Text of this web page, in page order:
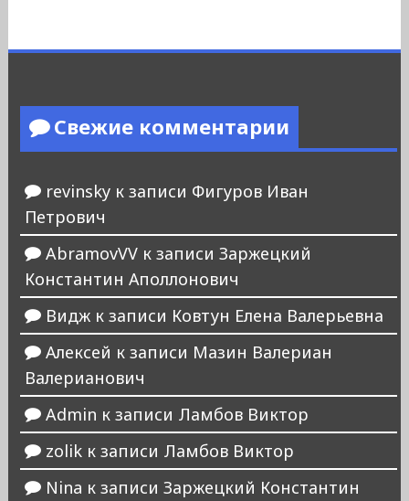
Свежие комментарии
revinskyк записи Фигуров Иван
Петрович
AbramovVVк записи Заржецкий
Константин Аполлонович
Виджк записи Ковтун Елена Валерьевна
Алексей к записи Мазин Валериан
Валерианович
Admin к записи Ламбов Виктор
zolikк записи Ламбов Виктор
Nina к записи Заржецкий Константин